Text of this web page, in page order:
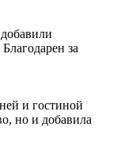
за
и гостиной
но и добавила